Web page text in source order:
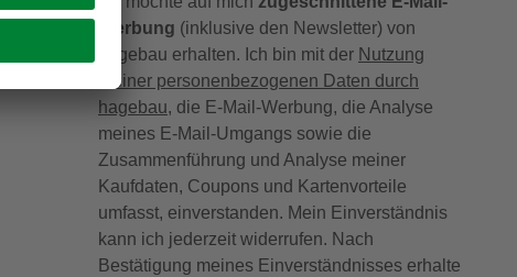
Werbung (inklusive den Newsletter) von
hagebau erhalten. Ich bin mit der Nutzung
meiner personenbezogenen Daten durch
hagebau, die E-Mail-Werbung, die Analyse
meines E-Mail-Umgangs sowie die
Zusammenführung und Analyse meiner
Kaufdaten, Coupons und Kartenvorteile
umfasst, einverstanden. Mein Einverständnis
kann ich jederzeit widerrufen. Nach
Bestätigung meines Einverständnisses erhalte